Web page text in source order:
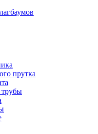
прутка